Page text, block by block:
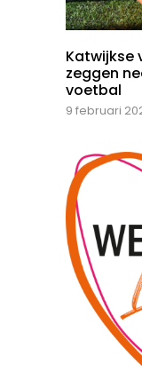
Katwijkse
zeggen
voetbal
9 februari